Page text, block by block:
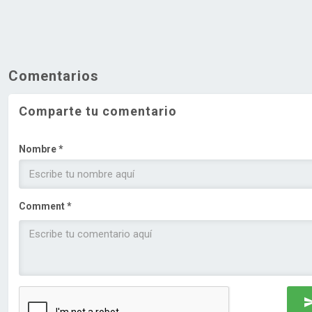
Comentarios
Comparte tu comentario
Nombre *
Comment *